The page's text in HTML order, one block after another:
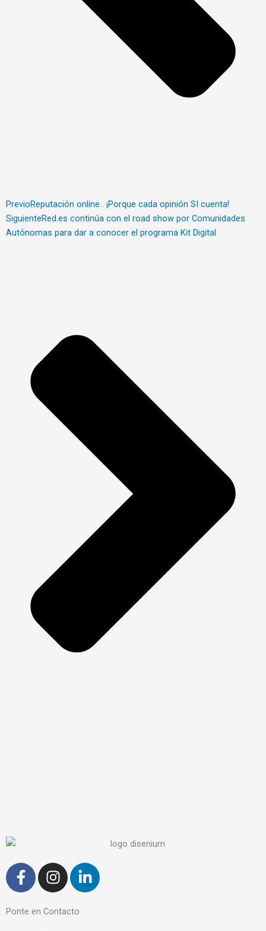
PrevioReputación online . ¡Porque cada opinión SI cuenta!
SiguienteRed.es continúa con el road show por Comunidades
Autónomas para dar a conocer el programa Kit Digital
F
a
e
I
n
t
L
i
Ponte en Contacto